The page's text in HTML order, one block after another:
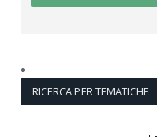
RICERCA PER TEMATICHE